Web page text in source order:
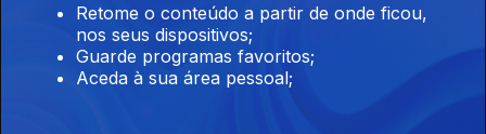
Portugália
Retome o conteúdo a partir de onde ficou,
nos seus dispositivos;
Guarde programas favoritos;
Aceda à sua área pessoal;